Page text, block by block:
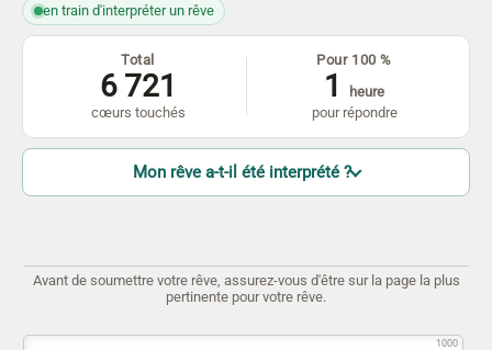
en train d'interpréter un rêve
Total
6 721
cœurs touchés
Pour 100 %
1
heure
pour répondre
Mon rêve a-t-il été interprété ?
Avant de soumettre votre rêve, assurez-vous d'être sur la page la plus
pertinente pour votre rêve.
1000